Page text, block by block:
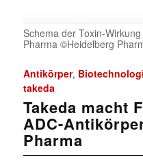
Schema der Toxin-
Pharma ©Heidelberg
Antikörper,
takeda
Takeda macht
ADC-
Pharma